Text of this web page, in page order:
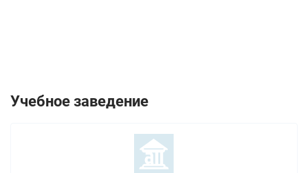
Учебное заведение